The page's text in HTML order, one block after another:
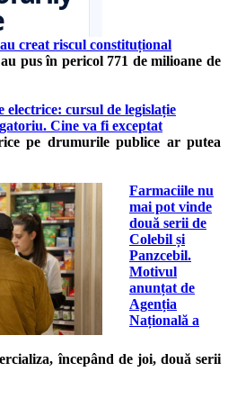
creat riscul constituțional
pus în pericol 771 de milioane de
cursul de legislație
Cine va fi exceptat
pe drumurile publice ar putea
Farmaciile nu
mai pot vinde
două serii de
Colebil și
Panzcebil.
Motivul
anunțat de
Agenția
Națională a
începând de joi, două serii